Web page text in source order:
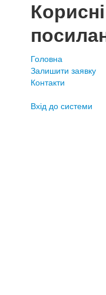
Корисні
Головна
Залишити заявку
Контакти
Вхід до системи